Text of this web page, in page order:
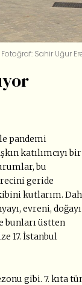
Sahir Uğur
pandemi
katılımcıyı bir
bu
geride
kutlarım.
evreni, doğayı
bunları üstten
17. İstanbul
gibi. 7. kıta